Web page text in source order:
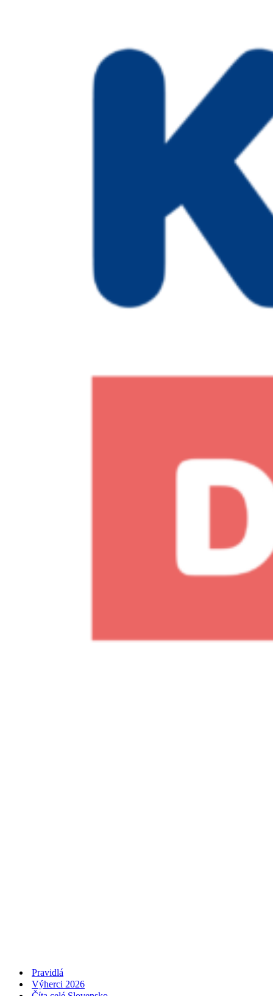
Pravidlá
Výherci 2026